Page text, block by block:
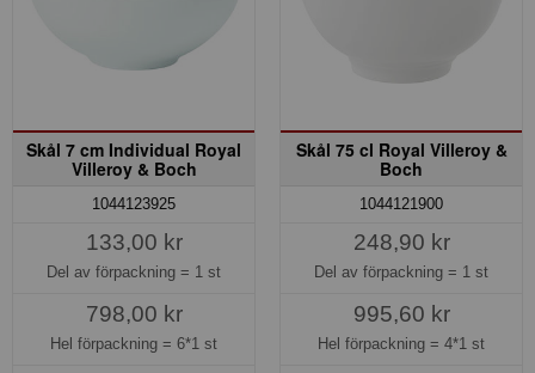
Skål 7 cm Individual Royal
Villeroy & Boch
1044123925
133,00 kr
Del av förpackning = 1 st
798,00 kr
Hel förpackning = 6*1 st
Skål 75 cl Royal Villeroy &
Boch
1044121900
248,90 kr
Del av förpackning = 1 st
995,60 kr
Hel förpackning = 4*1 st